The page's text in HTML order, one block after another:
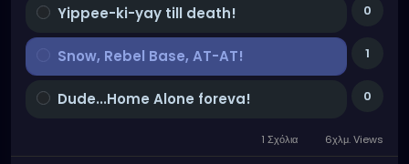
Yippee-ki-yay till death! 0
Snow, Rebel Base, AT-AT! 1
Dude...Home Alone foreva! 0
1 Σχόλια 6χλμ. Views